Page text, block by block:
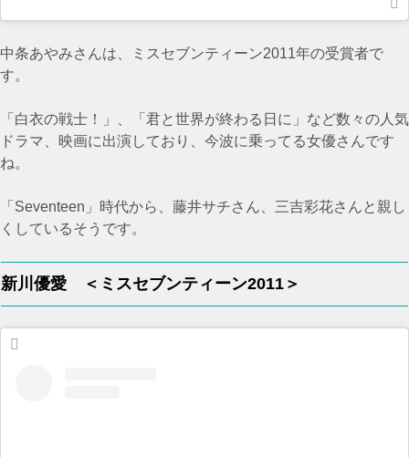
中条あやみさんは、ミスセブンティーン2011年の受賞者で
す。
「白衣の戦士！」、「君と世界が終わる日に」など数々の人気
ドラマ、映画に出演しており、今波に乗ってる女優さんです
ね。
「Seventeen」時代から、藤井サチさん、三吉彩花さんと親し
くしているそうです。
新川優愛 ＜ミスセブンティーン2011＞